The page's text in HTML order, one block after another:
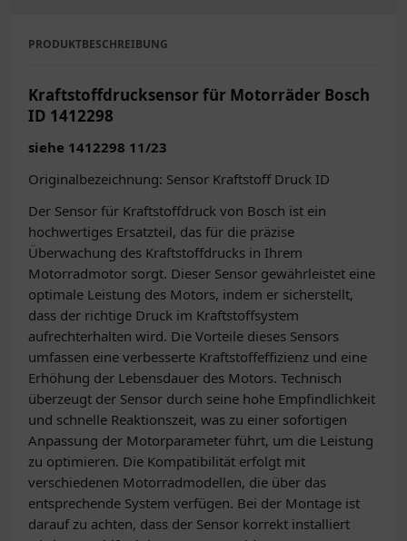
PRODUKTBESCHREIBUNG
Kraftstoffdrucksensor für Motorräder Bosch
ID 1412298
siehe 1412298 11/23
Originalbezeichnung: Sensor Kraftstoff Druck ID
Der Sensor für Kraftstoffdruck von Bosch ist ein
hochwertiges Ersatzteil, das für die präzise
Überwachung des Kraftstoffdrucks in Ihrem
Motorradmotor sorgt. Dieser Sensor gewährleistet eine
optimale Leistung des Motors, indem er sicherstellt,
dass der richtige Druck im Kraftstoffsystem
aufrechterhalten wird. Die Vorteile dieses Sensors
umfassen eine verbesserte Kraftstoffeffizienz und eine
Erhöhung der Lebensdauer des Motors. Technisch
überzeugt der Sensor durch seine hohe Empfindlichkeit
und schnelle Reaktionszeit, was zu einer sofortigen
Anpassung der Motorparameter führt, um die Leistung
zu optimieren. Die Kompatibilität erfolgt mit
verschiedenen Motorradmodellen, die über das
entsprechende System verfügen. Bei der Montage ist
darauf zu achten, dass der Sensor korrekt installiert